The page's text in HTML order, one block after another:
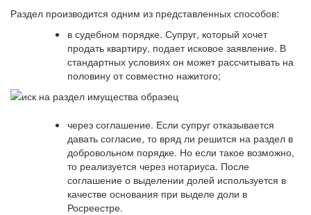
Раздел производится одним из представленных способов:
в судебном порядке. Супруг, который хочет
продать квартиру, подает исковое заявление. В
стандартных условиях он может рассчитывать на
половину от совместно нажитого;
через соглашение. Если супруг отказывается
давать согласие, то вряд ли решится на раздел в
добровольном порядке. Но если такое возможно,
то реализуется через нотариуса. После
соглашение о выделении долей используется в
качестве основания при выделе доли в
Росреестре.